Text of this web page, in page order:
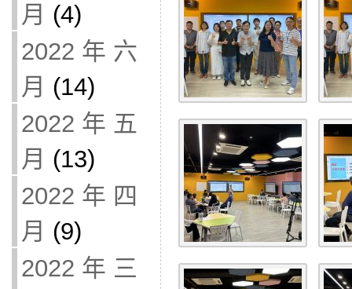
月 (4)
2022 年 六
月 (14)
2022 年 五
月 (13)
2022 年 四
月 (9)
2022 年 三